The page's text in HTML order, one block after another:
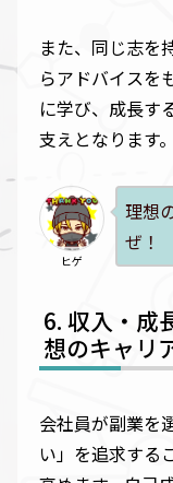
また、同じ志を
らアドバイスを
に学び、成長す
支えとなります。
ヒゲ
理想
ぜ！
収入・成
想のキャリ
会社員が副業を
い」を追求する